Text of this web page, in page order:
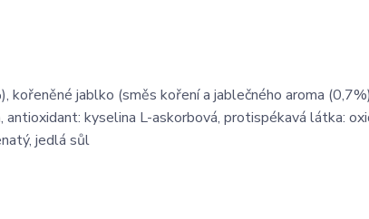
kořeněné jablko (směs koření a jablečného aroma
kyselina L-askorbová, protispékavá látka:
jedlá sůl